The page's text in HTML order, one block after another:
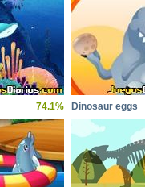
74.1% Dinosaur eggs